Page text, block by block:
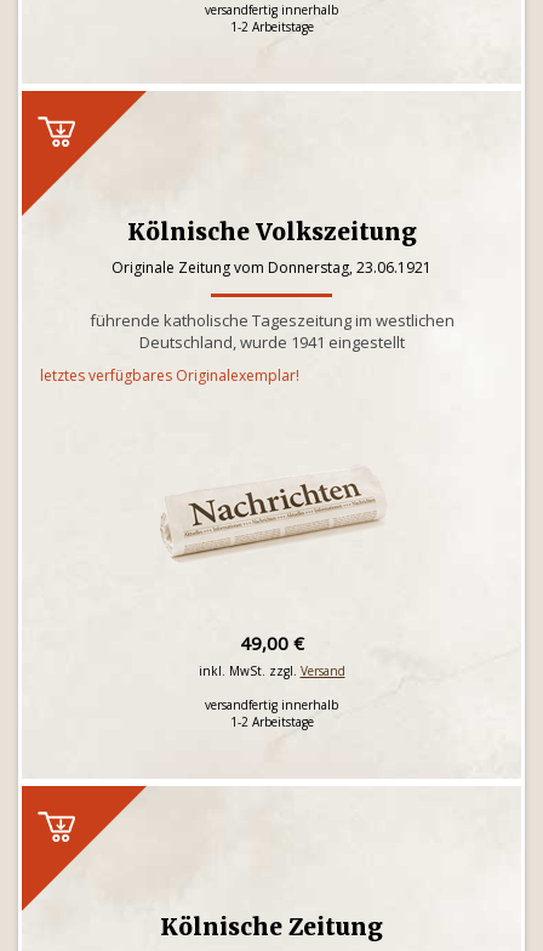
versandfertig innerhalb
1-2 Arbeitstage
Kölnische Volkszeitung
Originale Zeitung vom Donnerstag, 23.06.1921
führende katholische Tageszeitung im westlichen
Deutschland, wurde 1941 eingestellt
letztes verfügbares Originalexemplar!
49,00 €
inkl. MwSt. zzgl. Versand
versandfertig innerhalb
1-2 Arbeitstage
Kölnische Zeitung